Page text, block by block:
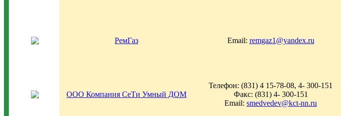
РемГаз Email: remgaz1@yandex.ru
ООО Компания СеТи Умный ДОМ
Телефон: (831) 4 15-78-08, 4- 300-151
Факс: (831) 4- 300-151
Email: smedvedev@kct-nn.ru